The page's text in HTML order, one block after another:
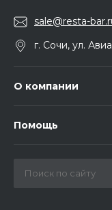
sale@resta-
г. Сочи, ул.
О компании
Помощь